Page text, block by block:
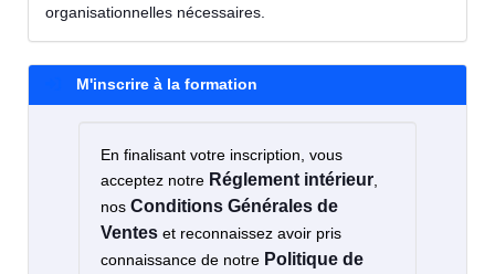
organisationnelles nécessaires.
M'inscrire à la formation
En finalisant votre inscription, vous
acceptez notre Réglement intérieur,
nos Conditions Générales de
Ventes et reconnaissez avoir pris
connaissance de notre Politique de